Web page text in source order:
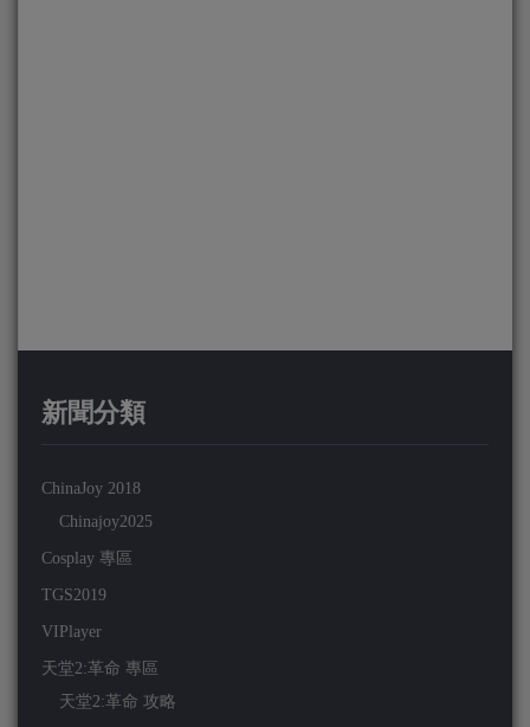
新聞分類
ChinaJoy 2018
Chinajoy2025
Cosplay 專區
TGS2019
VIPlayer
天堂2:革命 專區
天堂2:革命 攻略